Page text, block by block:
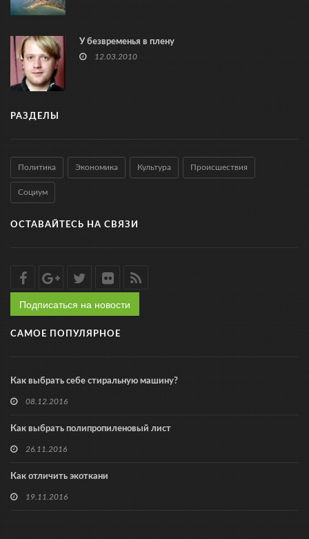
У безвременья в плену
12.03.2010
РАЗДЕЛЫ
Политика Экономика Культура Происшествия
Социум
ОСТАВАЙТЕСЬ НА СВЯЗИ
Подписаться на новости
САМОЕ ПОПУЛЯРНОЕ
Как выбрать себе стиральную машину?
08.12.2016
Как выбрать полипропиленовый лист
26.11.2016
Как отличить экоткани
19.11.2016